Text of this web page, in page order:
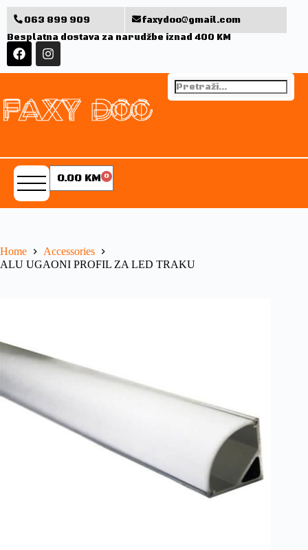
063 899 909
faxydoo@gmail.com
Besplatna dostava za narudžbe iznad 400 KM
0.00 KM 0
Home
Accessories
ALU UGAONI PROFIL ZA LED TRAKU